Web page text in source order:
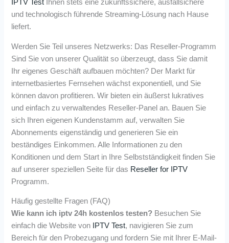
IPTV Test Ihnen stets eine zukunftssichere, ausfallsichere
und technologisch führende Streaming-Lösung nach Hause
liefert.
Werden Sie Teil unseres Netzwerks: Das Reseller-Programm
Sind Sie von unserer Qualität so überzeugt, dass Sie damit
Ihr eigenes Geschäft aufbauen möchten? Der Markt für
internetbasiertes Fernsehen wächst exponentiell, und Sie
können davon profitieren. Wir bieten ein äußerst lukratives
und einfach zu verwaltendes Reseller-Panel an. Bauen Sie
sich Ihren eigenen Kundenstamm auf, verwalten Sie
Abonnements eigenständig und generieren Sie ein
beständiges Einkommen. Alle Informationen zu den
Konditionen und dem Start in Ihre Selbstständigkeit finden Sie
auf unserer speziellen Seite für das Reseller for IPTV
Programm.
Häufig gestellte Fragen (FAQ)
Wie kann ich iptv 24h kostenlos testen? Besuchen Sie
einfach die Website von
IPTV Test, navigieren Sie zum
Bereich für den Probezugang und fordern Sie mit Ihrer E-Mail-